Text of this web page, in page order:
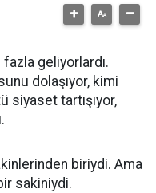
geliyorlardı.
dolaşıyor, kimi
siyaset tartışıyor,
biriydi. Ama
sakiniydi.